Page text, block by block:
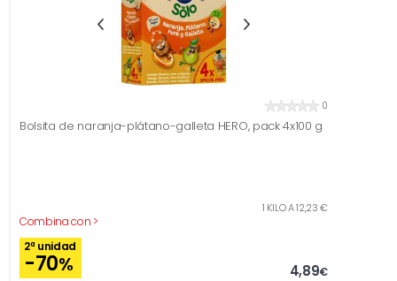
0
Bolsita de naranja-plátano-galleta HERO, pack 4x100 g
Combina con >
1 KILO A 12,23 €
2ª unidad
-70% 4,89€